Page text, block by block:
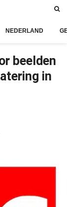
NEDERLAND
beelden
in